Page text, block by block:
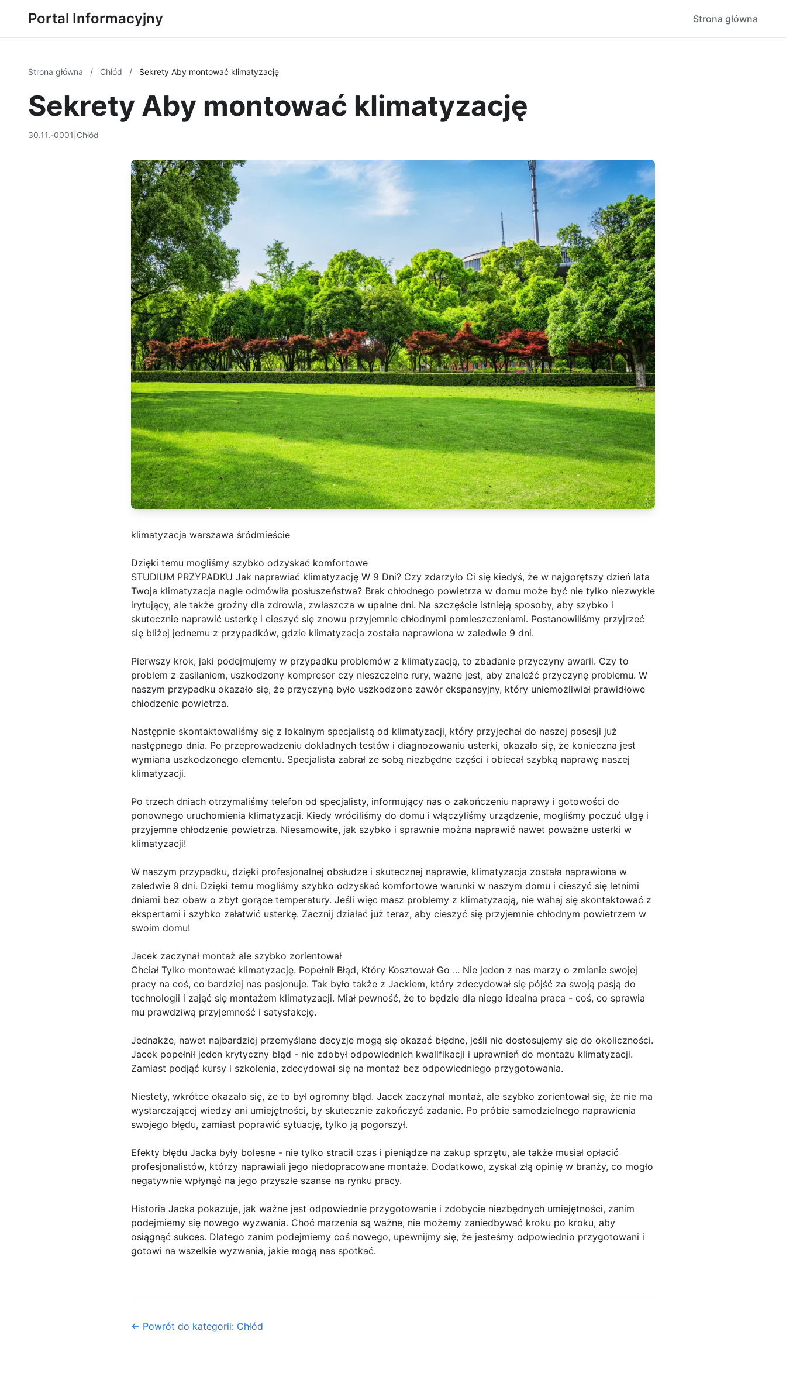
Portal Informacyjny Strona główna
Strona główna / Chłód / Sekrety Aby montować klimatyzację
Sekrety Aby montować klimatyzację
30.11.-0001 Chłód
klimatyzacja warszawa śródmieście
Dzięki temu mogliśmy szybko odzyskać komfortowe
STUDIUM PRZYPADKU Jak naprawiać klimatyzację W 9 Dni? Czy zdarzyło Ci się kiedyś, że w najgorętszy dzień lata
Twoja klimatyzacja nagle odmówiła posłuszeństwa? Brak chłodnego powietrza w domu może być nie tylko niezwykle
irytujący, ale także groźny dla zdrowia, zwłaszcza w upalne dni. Na szczęście istnieją sposoby, aby szybko i
skutecznie naprawić usterkę i cieszyć się znowu przyjemnie chłodnymi pomieszczeniami. Postanowiliśmy przyjrzeć
się bliżej jednemu z przypadków, gdzie klimatyzacja została naprawiona w zaledwie 9 dni.
Pierwszy krok, jaki podejmujemy w przypadku problemów z klimatyzacją, to zbadanie przyczyny awarii. Czy to
problem z zasilaniem, uszkodzony kompresor czy nieszczelne rury, ważne jest, aby znaleźć przyczynę problemu. W
naszym przypadku okazało się, że przyczyną było uszkodzone zawór ekspansyjny, który uniemożliwiał prawidłowe
chłodzenie powietrza.
Następnie skontaktowaliśmy się z lokalnym specjalistą od klimatyzacji, który przyjechał do naszej posesji już
następnego dnia. Po przeprowadzeniu dokładnych testów i diagnozowaniu usterki, okazało się, że konieczna jest
wymiana uszkodzonego elementu. Specjalista zabrał ze sobą niezbędne części i obiecał szybką naprawę naszej
klimatyzacji.
Po trzech dniach otrzymaliśmy telefon od specjalisty, informujący nas o zakończeniu naprawy i gotowości do
ponownego uruchomienia klimatyzacji. Kiedy wróciliśmy do domu i włączyliśmy urządzenie, mogliśmy poczuć ulgę i
przyjemne chłodzenie powietrza. Niesamowite, jak szybko i sprawnie można naprawić nawet poważne usterki w
klimatyzacji!
W naszym przypadku, dzięki profesjonalnej obsłudze i skutecznej naprawie, klimatyzacja została naprawiona w
zaledwie 9 dni. Dzięki temu mogliśmy szybko odzyskać komfortowe warunki w naszym domu i cieszyć się letnimi
dniami bez obaw o zbyt gorące temperatury. Jeśli więc masz problemy z klimatyzacją, nie wahaj się skontaktować z
ekspertami i szybko załatwić usterkę. Zacznij działać już teraz, aby cieszyć się przyjemnie chłodnym powietrzem w
swoim domu!
Jacek zaczynał montaż ale szybko zorientował
Chciał Tylko montować klimatyzację. Popełnił Błąd, Który Kosztował Go ... Nie jeden z nas marzy o zmianie swojej
pracy na coś, co bardziej nas pasjonuje. Tak było także z Jackiem, który zdecydował się pójść za swoją pasją do
technologii i zająć się montażem klimatyzacji. Miał pewność, że to będzie dla niego idealna praca - coś, co sprawia
mu prawdziwą przyjemność i satysfakcję.
Jednakże, nawet najbardziej przemyślane decyzje mogą się okazać błędne, jeśli nie dostosujemy się do okoliczności.
Jacek popełnił jeden krytyczny błąd - nie zdobył odpowiednich kwalifikacji i uprawnień do montażu klimatyzacji.
Zamiast podjąć kursy i szkolenia, zdecydował się na montaż bez odpowiedniego przygotowania.
Niestety, wkrótce okazało się, że to był ogromny błąd. Jacek zaczynał montaż, ale szybko zorientował się, że nie ma
wystarczającej wiedzy ani umiejętności, by skutecznie zakończyć zadanie. Po próbie samodzielnego naprawienia
swojego błędu, zamiast poprawić sytuację, tylko ją pogorszył.
Efekty błędu Jacka były bolesne - nie tylko stracił czas i pieniądze na zakup sprzętu, ale także musiał opłacić
profesjonalistów, którzy naprawiali jego niedopracowane montaże. Dodatkowo, zyskał złą opinię w branży, co mogło
negatywnie wpłynąć na jego przyszłe szanse na rynku pracy.
Historia Jacka pokazuje, jak ważne jest odpowiednie przygotowanie i zdobycie niezbędnych umiejętności, zanim
podejmiemy się nowego wyzwania. Choć marzenia są ważne, nie możemy zaniedbywać kroku po kroku, aby
osiągnąć sukces. Dlatego zanim podejmiemy coś nowego, upewnijmy się, że jesteśmy odpowiednio przygotowani i
gotowi na wszelkie wyzwania, jakie mogą nas spotkać.
← Powrót do kategorii: Chłód